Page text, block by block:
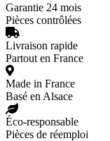
Garantie 24 mois
Pièces contrôlées
Livraison rapide
Partout en France
Made in France
Basé en Alsace
Éco-responsable
Pièces de réemploi